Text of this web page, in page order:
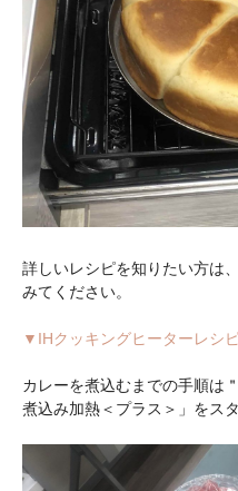
詳しいレシピを知りたい方は
みてください。
▼IHクッキングヒーターレシ
カレーを煮込むまでの手順は
煮込み加熱＜プラス＞」をス